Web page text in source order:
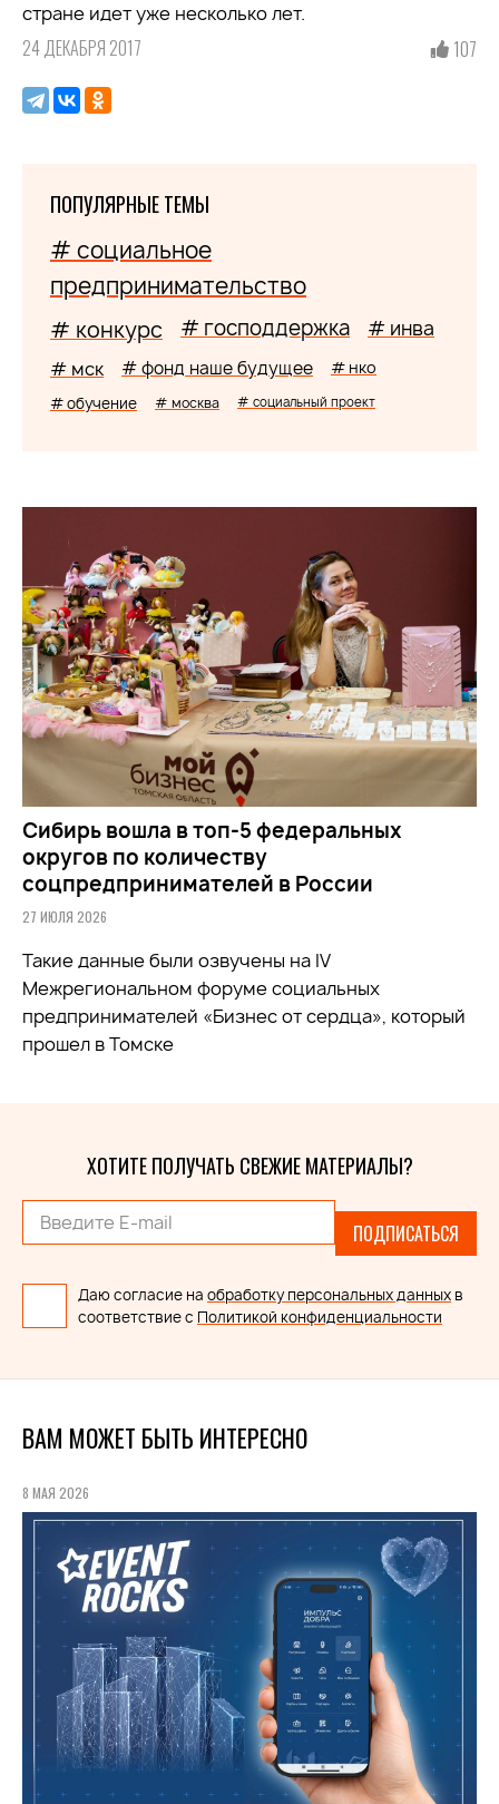
стране идет уже несколько лет.
24 ДЕКАБРЯ 2017 107
ПОПУЛЯРНЫЕ ТЕМЫ
# социальное
предпринимательство
# конкурс # господдержка # инва
# мск # фонд наше будущее # нко
# обучение # москва # социальный проект
Сибирь вошла в топ-5 федеральных
округов по количеству
соцпредпринимателей в России
27 ИЮЛЯ 2026
Такие данные были озвучены на IV
Межрегиональном форуме социальных
предпринимателей «Бизнес от сердца», который
прошел в Томске
ХОТИТЕ ПОЛУЧАТЬ СВЕЖИЕ МАТЕРИАЛЫ?
ПОДПИСАТЬСЯ
Даю согласие на обработку персональных данных в
соответствие с Политикой конфиденциальности
ВАМ МОЖЕТ БЫТЬ ИНТЕРЕСНО
8 МАЯ 2026